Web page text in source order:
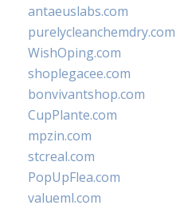
antaeuslabs.com
purelycleanchemdry.com
WishOping.com
shoplegacee.com
bonvivantshop.com
CupPlante.com
mpzin.com
stcreal.com
PopUpFlea.com
valueml.com